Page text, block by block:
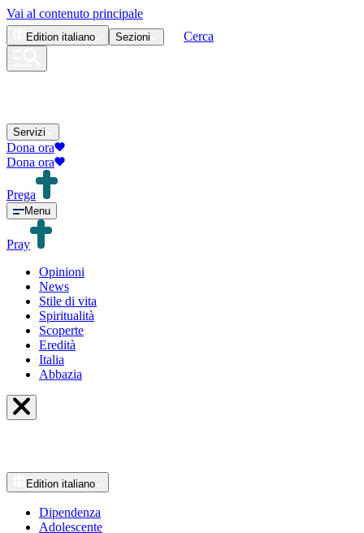
Vai al contenuto principale
Edition italiano Sezioni Cerca
Servizi
Dona ora
Dona ora
Prega
Menu
Pray
Opinioni
News
Stile di vita
Spiritualità
Scoperte
Eredità
Italia
Abbazia
Edition italiano
Dipendenza
Adolescente